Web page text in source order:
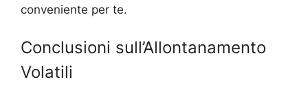
conveniente per te.
Conclusioni sull’Allontanamento
Volatili